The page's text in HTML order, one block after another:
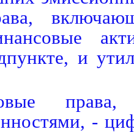
и
права,
-